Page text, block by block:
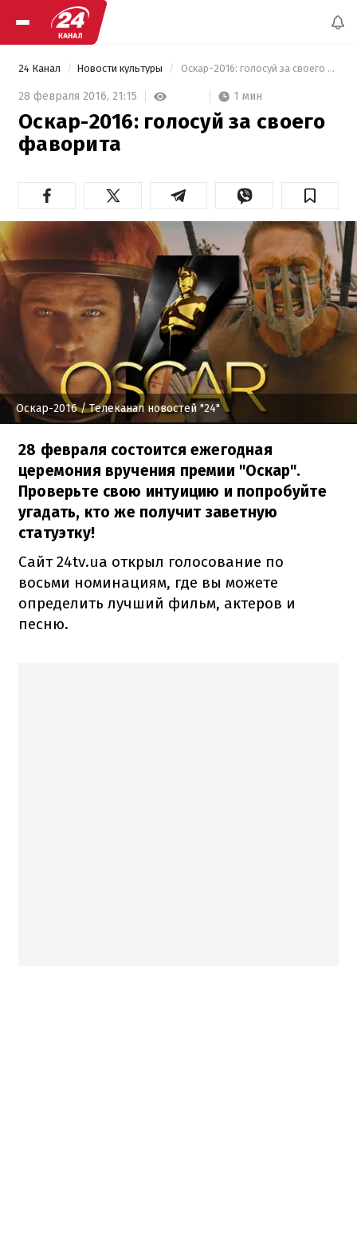
24 Канал Новости культуры Оскар-2016: голосуй за своего фаворита
28 февраля 2016, 21:15 1 мин
Оскар-2016: голосуй за своего
фаворита
Оскар-2016/ Телеканал новостей "24"
28 февраля состоится ежегодная
церемония вручения премии "Оскар".
Проверьте свою интуицию и попробуйте
угадать, кто же получит заветную
статуэтку!
Сайт 24tv.ua открыл голосование по
восьми номинациям, где вы можете
определить лучший фильм, актеров и
песню.